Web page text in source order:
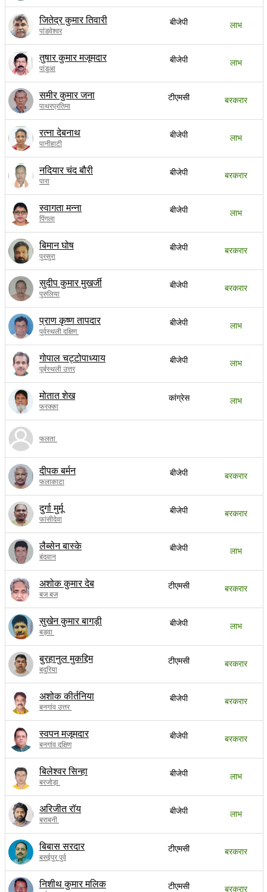
जितेद्र कुमार तिवारी
पांडवेश्वर
बीजेपी लाभ
तुषार कुमार मजूमदार
पांडुआ
बीजेपी लाभ
समीर कुमार जना
पाथरप्रतिमा
टीएमसी बरकरार
रत्ना देबनाथ
पानीहाटी
बीजेपी लाभ
नदियार चंद बौरी
पारा
बीजेपी बरकरार
स्वागता मन्ना
पिंगला
बीजेपी लाभ
बिमान घोष
पुरसुरा
बीजेपी बरकरार
सुदीप कुमार मुखर्जी
पुरुलिया
बीजेपी बरकरार
प्राण कृष्ण तापदार
पुर्वस्थली दक्षिण
बीजेपी लाभ
गोपाल चट्टोपाध्याय
पूर्बस्थली उत्तर
बीजेपी लाभ
मोतात शेख
फरक्का
कांग्रेस लाभ
फलता
दीपक बर्मन
फलाकाटा
बीजेपी बरकरार
दुर्गा मुर्मू
फांसीदेवा
बीजेपी बरकरार
लैब्सेन बास्के
बंदवान
बीजेपी लाभ
अशोक कुमार देब
बज बज
टीएमसी बरकरार
सुखेन कुमार बागड़ी
बड़वा
बीजेपी लाभ
बुरहानुल मुकद्दिम
बदुरिया
टीएमसी बरकरार
अशोक कीर्तनिया
बनगांव उत्तर
बीजेपी बरकरार
स्वपन मजूमदार
बनगांव दक्षिण
बीजेपी बरकरार
बिलेश्वर सिन्हा
बरजोड़ा
बीजेपी लाभ
अरिजीत रॉय
बराबनी
बीजेपी लाभ
बिबास सरदार
बरुईपुर पुर्व
टीएमसी बरकरार
निशीथ कुमार मलिक टीएमसी बरकरार